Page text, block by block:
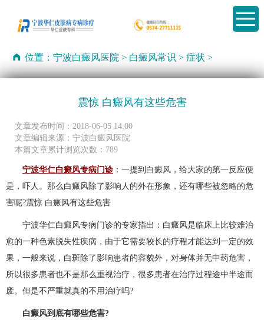
位置：宁波白癜风医院 > 白癜风常识 >症状 >
震惊 白癜风有这些危害
文章发布时间：2018-06-05 14:00
文章编辑来源：宁波白癜风医院
本篇文章累计浏览次数：789
宁波华仁白癜风专病门诊：一提到白癜风，给大家的第一反应便
是，吓人。那么白癜风除了影响人的外在形象，还有哪些被忽略的危
害呢?震惊 白癜风有这些危害
宁波华仁白癜风专病门诊的专家指出：白癜风是临床上比较难治
愈的一种色素脱失性疾病，由于它需要较长的疗程才能达到一定的效
果，一般来说，白斑除了影响患者的容貌外，对身体并无中药危害，
所以很多患者也不是那么重视治疗，很多患者在治疗过程途中半途而
废。但是不严重就真的不用治疗吗?
白癜风到底有哪些危害?